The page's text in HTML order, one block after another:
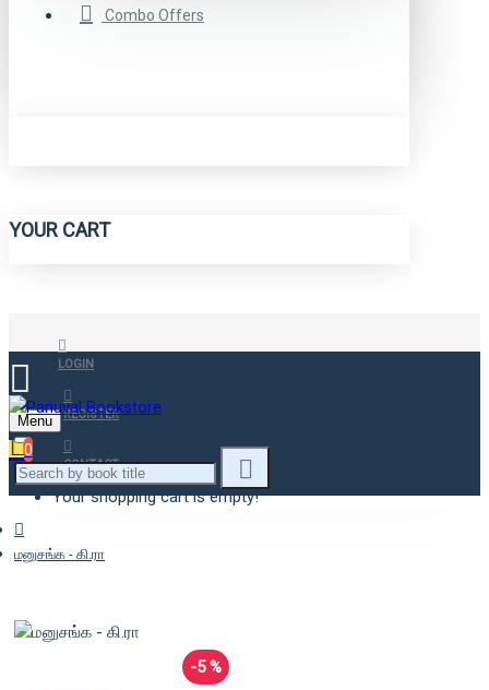
Combo Offers
YOUR CART
LOGIN
REGISTER
CONTACT
Menu
0
Your shopping cart is empty!
மனுசங்க - கி.ரா
-5 %